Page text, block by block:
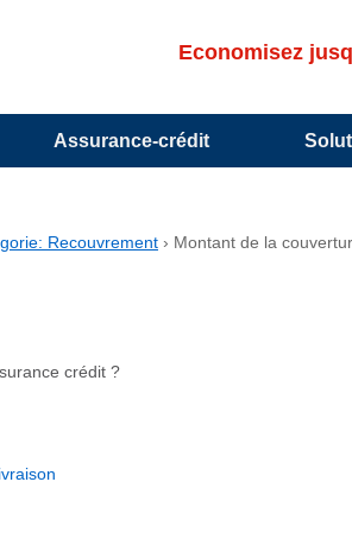
Economisez
Assurance-crédit
Recouvrement › Montant de la
crédit ?